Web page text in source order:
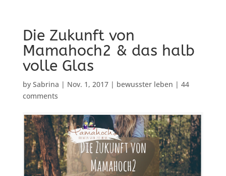
Die Zukunft von
Mamahoch2 & das halb
volle Glas
by Sabrina | Nov. 1, 2017| bewusster leben | 44
comments